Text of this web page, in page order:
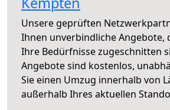
Unsere geprüften
Ihnen unverbindliche Angebote,
Ihre Bedürfnisse zugeschnitten
Angebote sind kostenlos,
Sie einen Umzug innerhalb von
außerhalb Ihres aktuellen